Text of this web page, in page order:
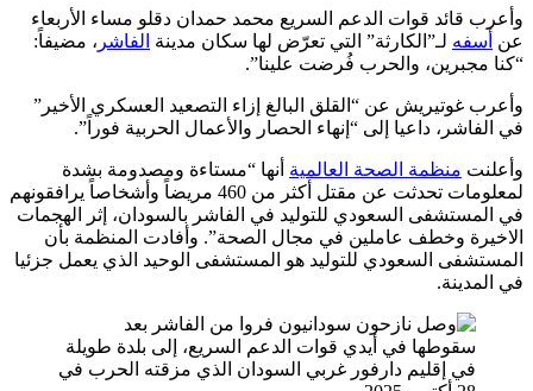
وأعرب قائد قوات الدعم السريع محمد حمدان دقلو مساء الأربعاء
عن أسفه لـ”الكارثة” التي تعرّض لها سكان مدينة الفاشر ، مضيفاً:
“كنا مجبرين، والحرب فُرضت علينا”.
وأعرب غوتيريش عن “القلق البالغ إزاء التصعيد العسكري الأخير”
في الفاشر، داعيا إلى “إنهاء الحصار والأعمال الحربية فوراً”.
وأعلنت منظمة الصحة العالمية أنها “مستاءة ومصدومة بشدة
لمعلومات تحدثت عن مقتل أكثر من 460 مريضاً وأشخاصاً يرافقونهم
في المستشفى السعودي للتوليد في الفاشر بالسودان، إثر الهجمات
الاخيرة وخطف عاملين في مجال الصحة”. وأفادت المنظمة بأن
المستشفى السعودي للتوليد هو المستشفى الوحيد الذي يعمل جزئيا
في المدينة.